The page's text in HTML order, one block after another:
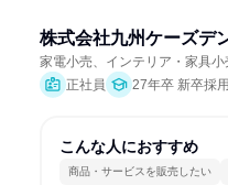
株式会社九州ケーズデ
家電小売、インテリア・家具
正社員
27年卒 新卒採用
こんな人におすすめ
商品・サービスを販売したい